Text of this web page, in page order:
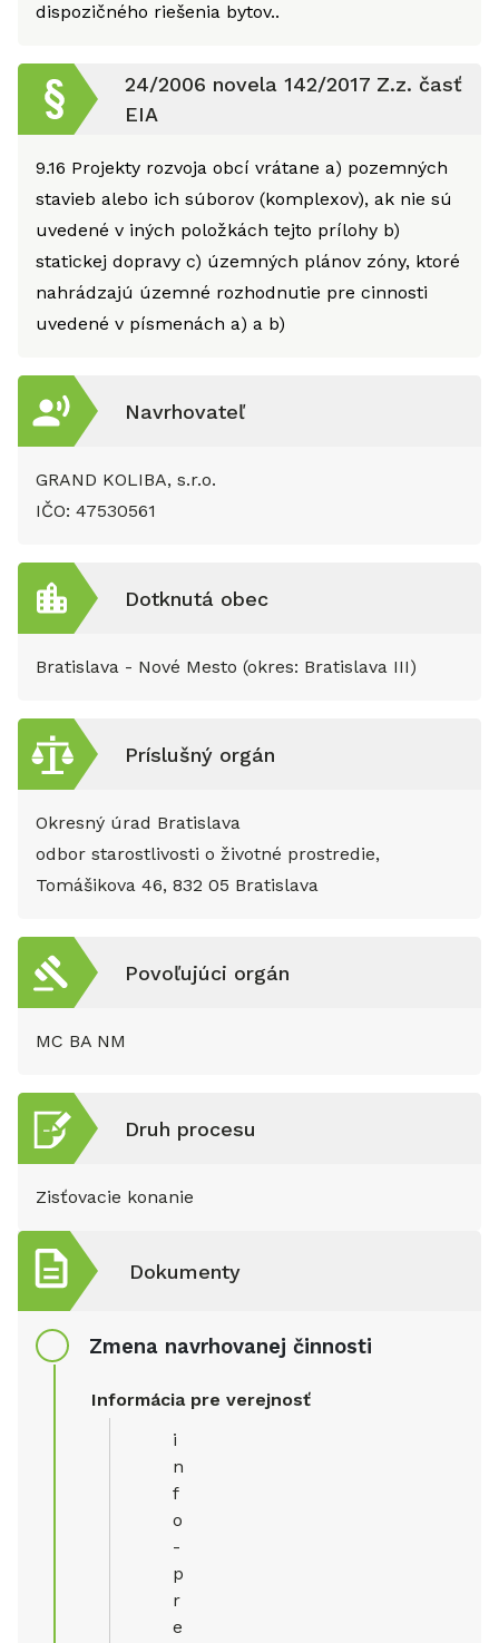
dispozičného riešenia bytov..
24/2006 novela 142/2017 Z.z. časť
EIA
9.16 Projekty rozvoja obcí vrátane a) pozemných
stavieb alebo ich súborov (komplexov), ak nie sú
uvedené v iných položkách tejto prílohy b)
statickej dopravy c) územných plánov zóny, ktoré
nahrádzajú územné rozhodnutie pre cinnosti
uvedené v písmenách a) a b)
Navrhovateľ
GRAND KOLIBA, s.r.o.
IČO: 47530561
Dotknutá obec
Bratislava - Nové Mesto (okres: Bratislava III)
Príslušný orgán
Okresný úrad Bratislava
odbor starostlivosti o životné prostredie,
Tomášikova 46, 832 05 Bratislava
Povoľujúci orgán
MC BA NM
Druh procesu
Zisťovacie konanie
Dokumenty
Zmena navrhovanej činnosti
Informácia pre verejnosť
i
n
f
o
-
p
r
e